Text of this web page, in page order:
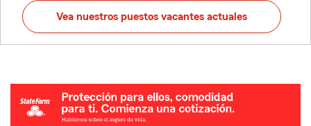
Vea nuestros puestos vacantes actuales